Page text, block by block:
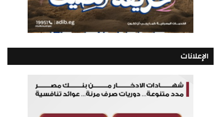
الإعلانات